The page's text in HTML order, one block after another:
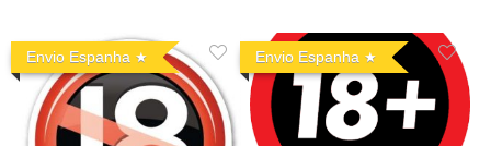
Envio Espanha Envio Espanha